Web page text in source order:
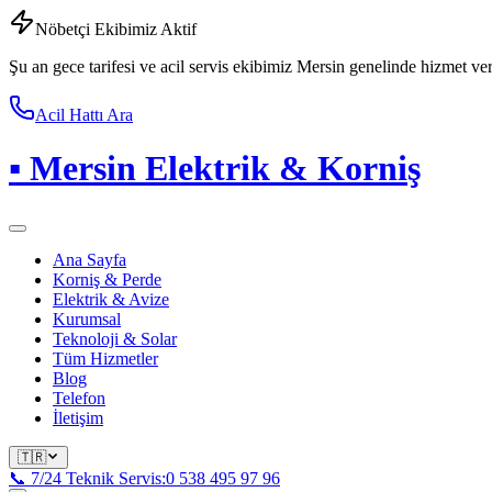
Nöbetçi Ekibimiz Aktif
Şu an gece tarifesi ve acil servis ekibimiz Mersin genelinde hizmet
Acil Hattı Ara
▪ Mersin Elektrik & Korniş
Ana Sayfa
Korniş & Perde
Elektrik & Avize
Kurumsal
Teknoloji & Solar
Tüm Hizmetler
Blog
Telefon
İletişim
🇹🇷
📞 7/24 Teknik Servis:0 538 495 97 96